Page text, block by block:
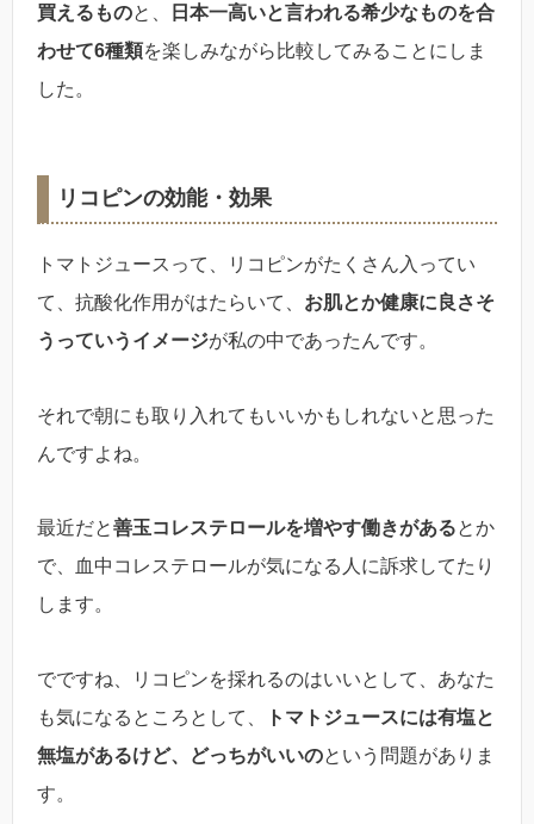
買えるものと、
日本一高いと言われる希少なものを合
わせて6種類を楽しみながら比較してみることにしま
した。
リコピンの効能・効果
トマトジュースって、リコピンがたくさん入ってい
て、抗酸化作用がはたらいて、 お肌とか健康に良さそ
うっていうイメージが私の中であったんです。
それで朝にも取り入れてもいいかもしれないと思った
んですよね。
最近だと善玉コレステロールを増やす働きがあるとか
で、血中コレステロールが気になる人に訴求してたり
します。
でですね、リコピンを採れるのはいいとして、あなた
も気になるところとして、
トマトジュースには有塩と
無塩があるけど、どっちがいいのという問題がありま
す。